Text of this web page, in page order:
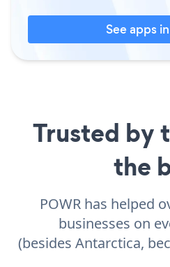
See apps
Trusted by
the
POWR has helped
businesses on
(besides Antarctica,